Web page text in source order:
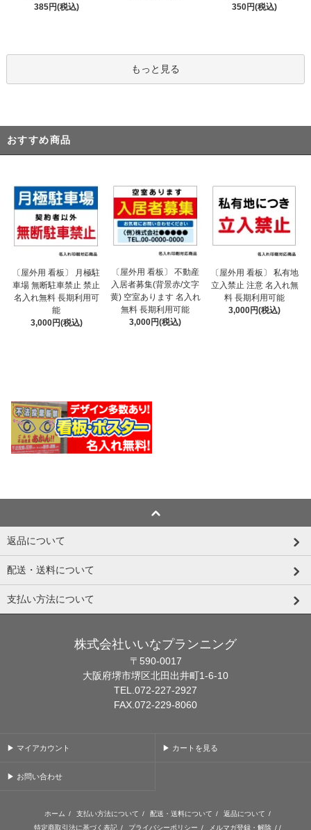
385円(税込)
350円(税込)
もっと見る
おすすめ商品
〔屋外用 看板〕 月極駐
車場 無断駐車禁止 禁止
名入れ無料 長期利用可
能
3,000円(税込)
〔屋外用 看板〕 不動産
入居者募集(背景赤/文字
黄) 空室あります 名入れ
無料 長期利用可能
3,000円(税込)
〔屋外用 看板〕 私有地
立入禁止 注意 名入れ無
料 長期利用可能
3,000円(税込)
返品について
配送・送料について
支払い方法について
株式会社いいなプランニング
〒590-0017
大阪府堺市堺区北田出井町1-6-10
TEL.072-227-2927
FAX.072-229-8060
▶ マイアカウント ▶ カートを見る
▶ お問い合わせ
ホーム / 支払い方法について / 配送・送料について / 返品について /
特定商取引法に基づく表記 / プライバシーポリシー / メルマガ登録・解除 / /